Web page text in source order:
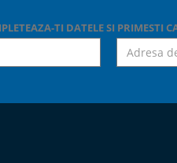
TI DATELE SI PRIMESTI